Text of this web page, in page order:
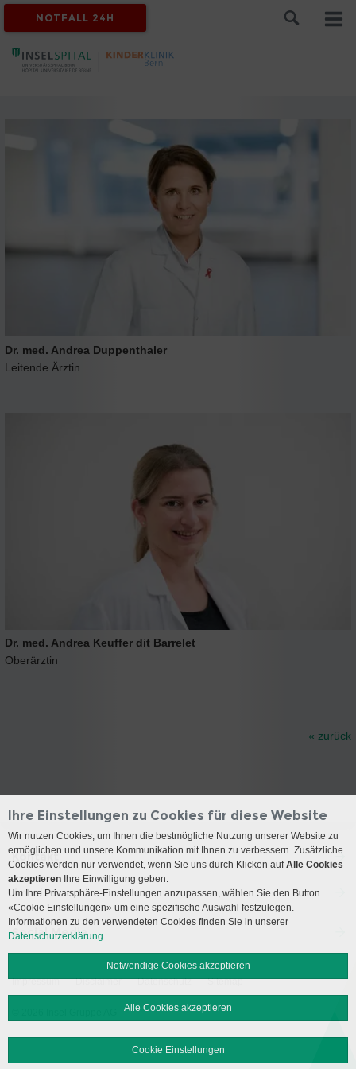
NOTFALL 24H
Dr. med. Andrea Duppenthaler
Leitende Ärztin
Dr. med. Andrea Keuffer dit Barrelet
Oberärztin
« zurück
Kontakt
Anreise
Social Media
Impressum Disclaimer Datenschutz Sitemap
Ihre Einstellungen zu Cookies für diese Website
Wir nutzen Cookies, um Ihnen die bestmögliche Nutzung unserer Website zu
ermöglichen und unsere Kommunikation mit Ihnen zu verbessern. Zusätzliche
Cookies werden nur verwendet, wenn Sie uns durch Klicken aufAlle Cookies
akzeptieren Ihre Einwilligung geben.
Um Ihre Privatsphäre-Einstellungen anzupassen, wählen Sie den Button
«Cookie Einstellungen» um eine spezifische Auswahl festzulegen.
Informationen zu den verwendeten Cookies finden Sie in unserer
Datenschutzerklärung.
Notwendige Cookies akzeptieren
Alle Cookies akzeptieren
Cookie Einstellungen